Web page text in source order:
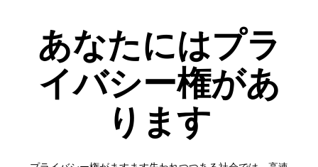
あなたにはプラ
イバシー権があ
ります